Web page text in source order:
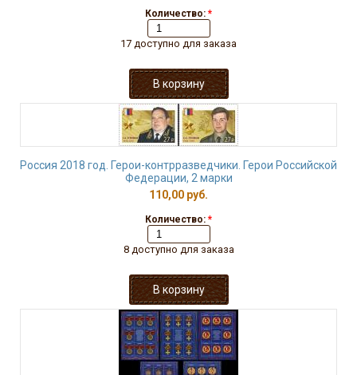
Количество: *
17 доступно для заказа
Россия 2018 год. Герои-контрразведчики. Герои Российской
Федерации, 2 марки
110,00 руб.
Количество: *
8 доступно для заказа